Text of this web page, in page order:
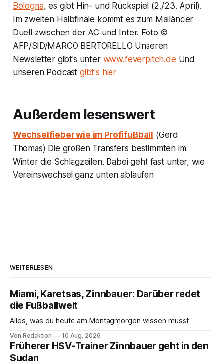
Bologna, es gibt Hin- und Rückspiel (2./23. April).
Im zweiten Halbfinale kommt es zum Mailänder
Duell zwischen der AC und Inter. Foto ©
AFP/SID/MARCO BERTORELLO Unseren
Newsletter gibt's unter www.feverpitch.de Und
unseren Podcast gibt's hier
Außerdem lesenswert
Wechselfieber wie im Profifußball (Gerd
Thomas) Die großen Transfers bestimmten im
Winter die Schlagzeilen. Dabei geht fast unter, wie
Vereinswechsel ganz unten ablaufen
WEITERLESEN
Miami, Karetsas, Zinnbauer: Darüber redet
die Fußballwelt
Alles, was du heute am Montagmorgen wissen musst
Von Redaktion 10 Aug. 2026
Früherer HSV-Trainer Zinnbauer geht in den
Sudan